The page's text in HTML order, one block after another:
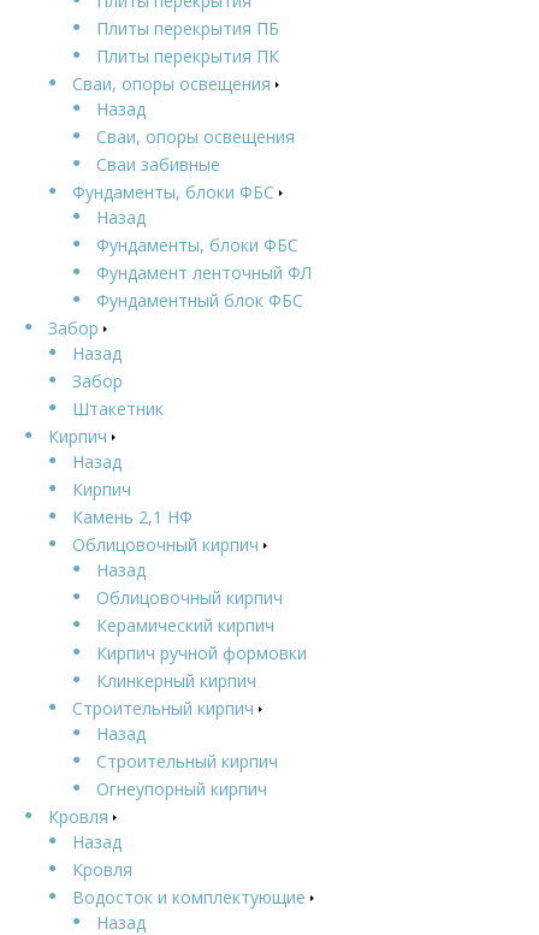
Плиты перекрытия ПБ
Плиты перекрытия ПК
Сваи, опоры освещения
Назад
Сваи, опоры освещения
Сваи забивные
Фундаменты, блоки ФБС
Назад
Фундаменты, блоки ФБС
Фундамент ленточный ФЛ
Фундаментный блок ФБС
Забор
Назад
Забор
Штакетник
Кирпич
Назад
Кирпич
Камень 2,1 НФ
Облицовочный кирпич
Назад
Облицовочный кирпич
Керамический кирпич
Кирпич ручной формовки
Клинкерный кирпич
Строительный кирпич
Назад
Строительный кирпич
Огнеупорный кирпич
Кровля
Назад
Кровля
Водосток и комплектующие
Назад